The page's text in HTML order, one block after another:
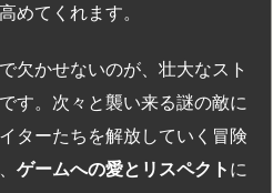
めてくれます。
欠かせないのが、壮大なスト
す。次々と襲い来る謎の敵に
ターたちを解放していく冒険
ゲームへの愛とリスペクト に